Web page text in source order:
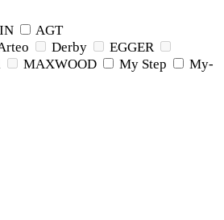
AGT
Derby
EGGER
MAXWOOD My Step
My-